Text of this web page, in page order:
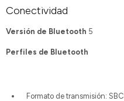
Conectividad
Versión de Bluetooth 5
Perfiles de Bluetooth
Formato de transmisión: SBC